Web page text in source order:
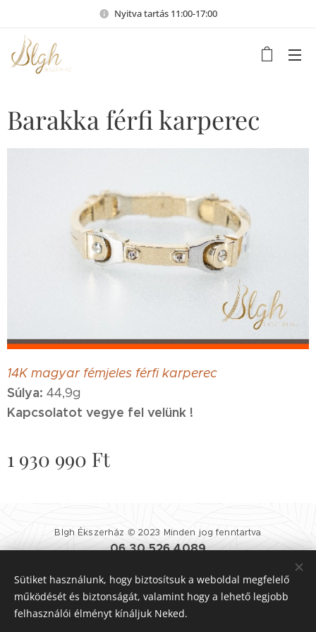
Nyitva tartás 11:00-17:00
Barakka férfi karperec
14K magyar fémjeles férfi karperec
Súlya: 44,9g
Kapcsolatot vegye fel velünk !
1 930 990 Ft
Blgh Ékszerház © 2023 Minden jog fenntartva
06 30 526 4089
Felhasználási Feltételek Adatvédelmi Szabályzat
Sütiket használunk, hogy biztosítsuk a weboldal megfelelő
működését és biztonságát, valamint hogy a lehető legjobb
felhasználói élményt kínáljuk Neked.